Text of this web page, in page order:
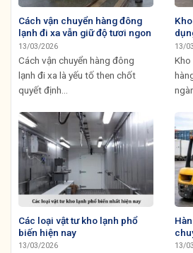
Cách vận chuyển hàng đông
lạnh đi xa vẫn giữ độ tươi ngon
13/03/2026
Cách vận chuyển hàng đông
lạnh đi xa là yếu tố then chốt
quyết định...
13/
Kho
Các loại vật tư kho lạnh phổ
biến hiện nay
13/03/2026 13/